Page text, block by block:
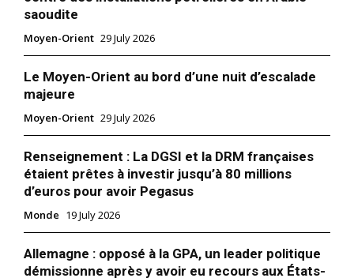
saoudite
Moyen-Orient 29 July 2026
Le Moyen-Orient au bord d’une nuit d’escalade
majeure
Moyen-Orient 29 July 2026
Renseignement : La DGSI et la DRM françaises
étaient prêtes à investir jusqu’à 80 millions
d’euros pour avoir Pegasus
Monde 19 July 2026
Allemagne : opposé à la GPA, un leader politique
démissionne après y avoir eu recours aux États-